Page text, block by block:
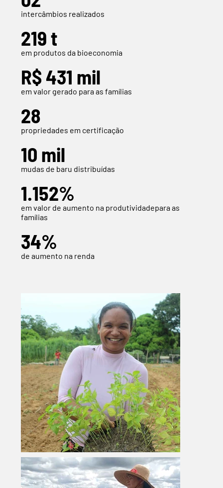
intercâmbios realizados
219 t
em produtos da bioeconomia
R$ 431 mil
em valor gerado para as famílias
28
propriedades em certificação
10 mil
mudas de baru distribuídas
1.152%
em valor de aumento na produtividadepara as
famílias
34%
de aumento na renda